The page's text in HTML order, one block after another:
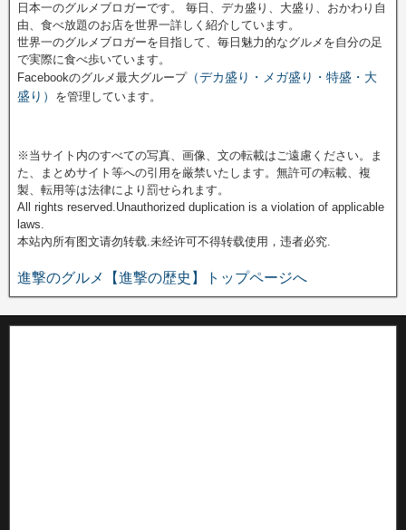
日本一のグルメブロガーです。 毎日、デカ盛り、大盛り、おかわり自
由、食べ放題のお店を世界一詳しく紹介しています。
世界一のグルメブロガーを目指して、毎日魅力的なグルメを自分の足
で実際に食べ歩いています。
Facebookのグルメ最大グループ（デカ盛り・メガ盛り・特盛・大
盛り） を管理しています。
※当サイト内のすべての写真、画像、文の転載はご遠慮ください。ま
た、まとめサイト等への引用を厳禁いたします。無許可の転載、複
製、転用等は法律により罰せられます。
All rights reserved.Unauthorized duplication is a violation of applicable
laws.
本站內所有图文请勿转载.未经许可不得转载使用，违者必究.
進撃のグルメ【進撃の歴史】トップページへ